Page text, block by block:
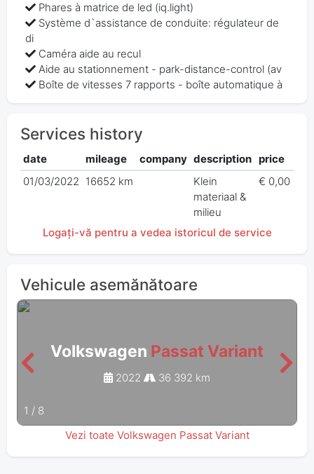
Phares à matrice de led (iq.light)
Système d`assistance de conduite: régulateur de
di
Caméra aide au recul
Aide au stationnement - park-distance-control (av
Boîte de vitesses 7 rapports - boîte automatique à
Services history
date mileage company description price
01/03/2022 16652 km
Klein
materiaal &
milieu
€ 0,00
Logați-vă pentru a vedea istoricul de service
Vehicule asemănătoare
Volkswagen Passat Variant
2022 36 392 km
1 / 8
Vezi toate Volkswagen Passat Variant